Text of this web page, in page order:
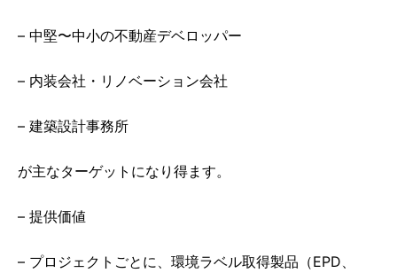
– 中堅〜中小の不動産デベロッパー
– 内装会社・リノベーション会社
– 建築設計事務所
が主なターゲットになり得ます。
– 提供価値
– プロジェクトごとに、環境ラベル取得製品（EPD、